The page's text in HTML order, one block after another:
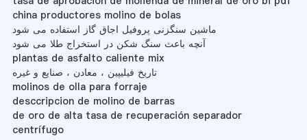
china productores molino de bolas
ماشین سنگزنی پروفیل اجاق گاز استفاده می شود
آنچه باعث سنگ شکن در استخراج طلا می شود
plantas de asfalto caliente mix
تاریخ فیلیپین ، معادن ، صنایع و غیره
molinos de olla para forraje
desccripcion de molino de barras
de oro de alta tasa de recuperación separador
centrífugo